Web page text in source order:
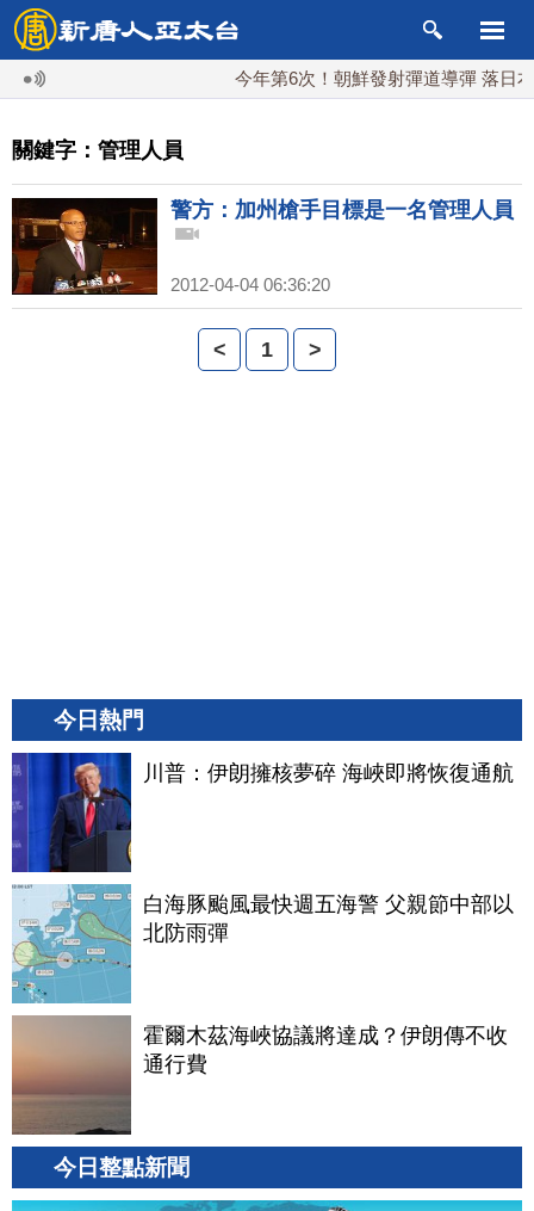
今年第6次！朝鮮發射彈道導彈 落日本
關鍵字：管理人員
警方：加州槍手目標是一名管理人員
2012-04-04 06:36:20
< 1 >
今日熱門
川普：伊朗擁核夢碎 海峽即將恢復通航
白海豚颱風最快週五海警 父親節中部以
北防雨彈
霍爾木茲海峽協議將達成？伊朗傳不收
通行費
今日整點新聞